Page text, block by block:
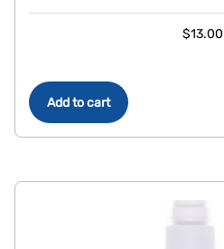
Add to cart
$13.00